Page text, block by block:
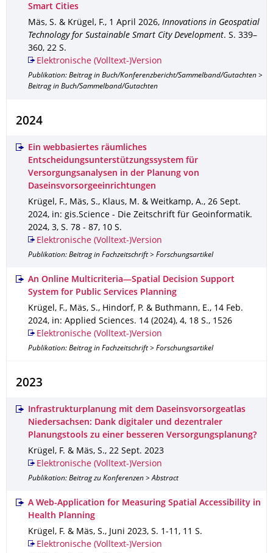
Smart Cities
Mäs, S. & Krügel, F., 1 April 2026, Innovations in Geospatial
Technology for Sustainable Smart City Development. S. 339–
360, 22 S.
Elektronische (Volltext-)Version
Publikation: Beitrag in Buch/Konferenzbericht/Sammelband/Gutachten >
Beitrag in Buch/Sammelband/Gutachten
2024
Ein webbasiertes räumliches
Entscheidungsunterstützungssystem für
Versorgungsanalysen in der Planung von
Daseinsvorsorgeeinrichtungen
Krügel, F., Mäs, S., Klaus, M. & Weitkamp, A., 26 Sept.
2024, in: gis.Science - Die Zeitschrift für Geoinformatik.
2024, 3, S. 78 - 87, 10 S.
Elektronische (Volltext-)Version
Publikation: Beitrag in Fachzeitschrift > Forschungsartikel
An Online Multicriteria—Spatial Decision Support
System for Public Services Planning
Krügel, F., Mäs, S., Hindorf, P. & Buthmann, E., 14 Feb.
2024, in: Applied Sciences. 14 (2024), 4, 18 S., 1526
Elektronische (Volltext-)Version
Publikation: Beitrag in Fachzeitschrift > Forschungsartikel
2023
Infrastrukturplanung mit dem Daseinsvorsorgeatlas
Niedersachsen: Dank digitaler und dezentraler
Planungstools zu einer besseren Versorgungsplanung?
Krügel, F. & Mäs, S., 22 Sept. 2023
Elektronische (Volltext-)Version
Publikation: Beitrag zu Konferenzen > Abstract
A Web-Application for Measuring Spatial Accessibility in
Health Planning
Krügel, F. & Mäs, S., Juni 2023, S. 1-11 , 11 S.
Elektronische (Volltext-)Version